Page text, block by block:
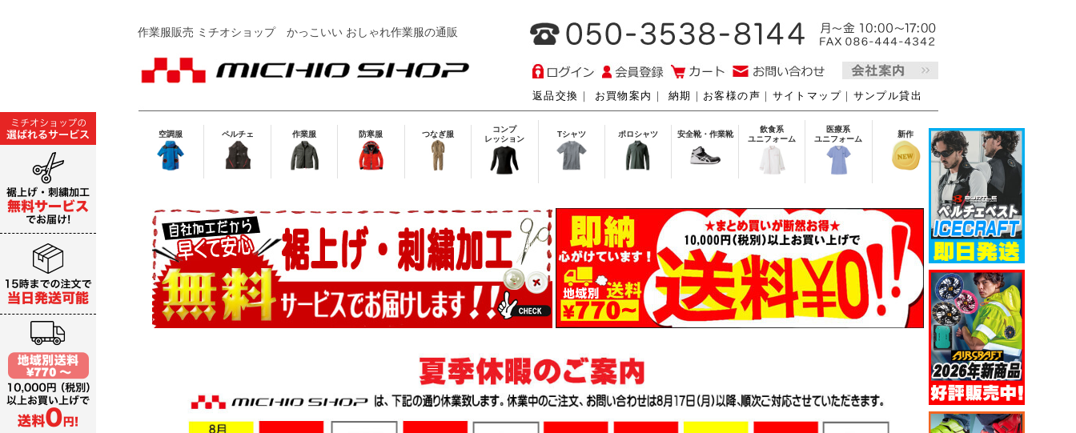
作業服販売 ミチオショップかっこいい おしゃれ作業服の通販
返品交換 ｜ お買物案内 ｜ 納期 ｜ お客様の声 ｜ サイトマップ ｜ サンプル貸出
空調服 ペルチェ 作業服 防寒服 つなぎ服
コンプ
レッション
Tシャツ ポロシャツ 安全靴・作業靴
飲食系
ユニフォーム
医療系
ユニフォーム
新作